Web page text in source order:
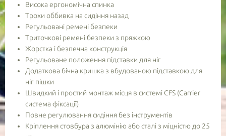
Висока ергономічна спинка
Трохи оббивка на сидіння назад
Регульовані ремені безпеки
Триточкові ремені безпеки з пряжкою
Жорстка і безпечна конструкція
Регульоване положення підставки для ніг
Додаткова бічна кришка з вбудованою підставкою для
ніг пішки
Швидкий і простий монтаж місця в системі CFS (Carrier
система фіксації)
Повне регулювання сидіння без інструментів
Кріплення стовбура з алюмінію або сталі з міцністю до 25